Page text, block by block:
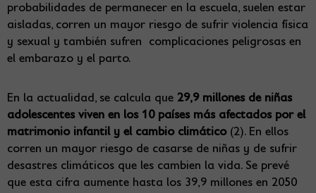
probabilidades de permanecer en la escuela, suelen estar
aisladas, corren un mayor riesgo de sufrir violencia física
y sexual y también sufren complicaciones peligrosas en
el embarazo y el parto.
En la actualidad, se calcula que 29,9 millones de niñas
adolescentes viven en los 10 países más afectados por el
matrimonio infantil y el cambio climático (2). En ellos
corren un mayor riesgo de casarse de niñas y de sufrir
desastres climáticos que les cambien la vida. Se prevé
que esta cifra aumente hasta los 39,9 millones en 2050